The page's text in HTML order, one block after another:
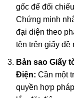
gốc để đối
Chứng minh
đại diện theo
tên trên giấy đề
Bản sao Giấy
Điện: Cần một
quyền hợp